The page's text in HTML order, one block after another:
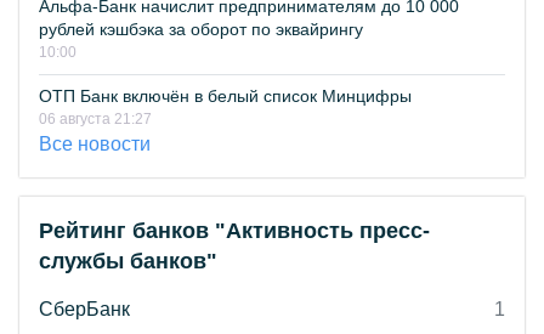
Альфа-Банк начислит предпринимателям до 10 000
рублей кэшбэка за оборот по эквайрингу
10:00
ОТП Банк включён в белый список Минцифры
06 августа 21:27
Все новости
Рейтинг банков "Активность пресс-
службы банков"
СберБанк
1